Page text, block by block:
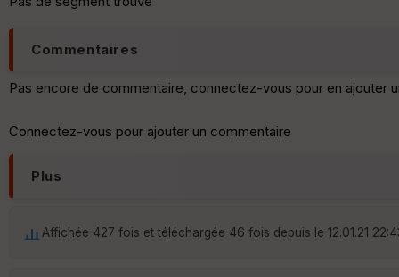
Commentaires
Pas encore de commentaire, connectez-vous pour en ajouter
Connectez-vous pour ajouter un commentaire
Plus
Affichée 427 fois et téléchargée 46 fois depuis le 12.01.21